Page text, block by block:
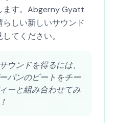
ます。Abgerny Gyatt
しい新しいサウンド
てください。
ウンドを得るには、
パンのビートをチー
ーと組み合わせてみ